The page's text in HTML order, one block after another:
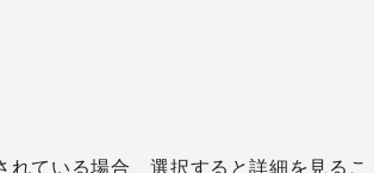
れている場合、選択すると詳細を見るこ